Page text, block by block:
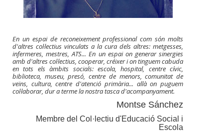
En un espai de reconeixement professional com són molts
d'altres col·lectius vinculats a la cura dels altres: metgesses,
infermeres, mestres, ATS... En un espai on generar sinergies
amb d'altres col·lectius, cooperar, créixer i on tinguem cabuda
en tots els àmbits socials: escola, hospital, centre cívic,
biblioteca, museu, presó, centre de menors, comunitat de
veïns, cultura, centre d'atenció primària... allà on puguem
col·laborar, dur a terme la nostra tasca d'acompanyament.
Montse Sánchez
Membre del Col·lectiu d'Educació Social i
Escola